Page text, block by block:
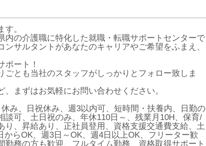
。
内の介護職に特化した就職・転職サポートセンターで
サルタントがあなたのキャリアやご希望をふまえ、
ポート！
とも当社のスタッフがしっかりとフォロー致しま
まずはお気軽にお問い合わせください。
み、日祝休み、週3以内可、短時間・扶養内、日勤の
可、土日祝のみ、年休110日～、残業月10H、保育/
、昇給あり、正社員登用、資格支援交通費支給、土
らOK、週3日～OK、週4日以上OK、フリーター歓
務の方も歓迎、フルタイム勤務、資格取得サポート